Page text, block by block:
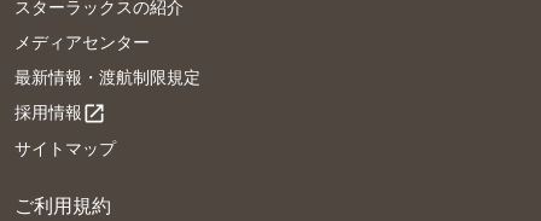
スターラックスの紹介
メディアセンター
最新情報・渡航制限規定
採用情報open_in_new
サイトマップ
ご利用規約